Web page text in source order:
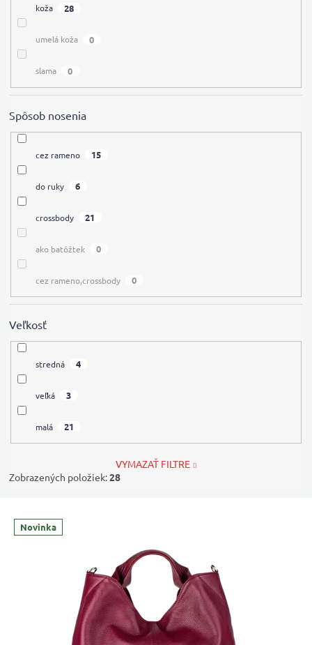
koža 28
umelá koža 0
slama 0
Spôsob nosenia
cez rameno 15
do ruky 6
crossbody 21
ako batôžtek 0
cez rameno,crossbody 0
Veľkosť
stredná 4
veľká 3
malá 21
VYMAZAŤ FILTRE
Zobrazených položiek:28
V Novinka